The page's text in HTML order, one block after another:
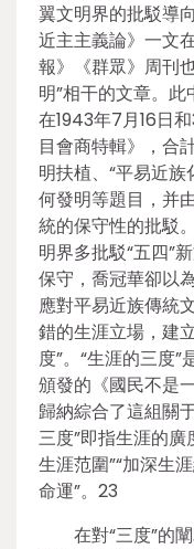
翼文明界的批駁導
近主主義論》一文
報》《群眾》周刊
明”相干的文章。
在1943年7月16日
目會商特輯》，合
明扶植、“平易近族
何發明等題目，并
統的保守性的批駁
明界多批駁“五四”
保守，喬冠華卻以
應對平易近族傳統
錯的生涯立場，建
度”。“生涯的三度
頒發的《國民不是
歸納綜合了這組關
三度”即指生涯的
生涯范圍”“加深生
命運”。23
在對“三度”的